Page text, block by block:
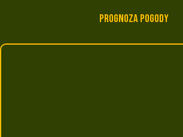
Prognoza pogody